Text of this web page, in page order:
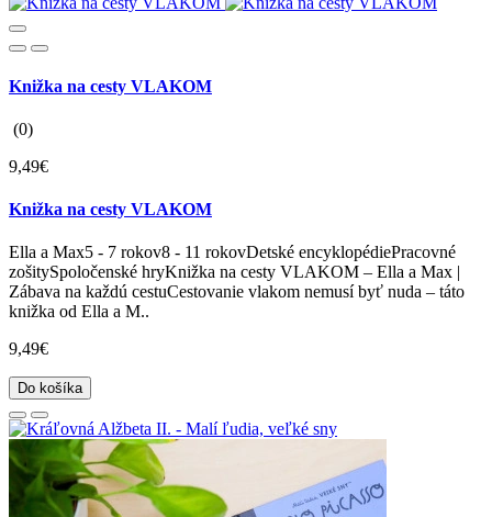
Knižka na cesty VLAKOM
(0)
9,49€
Knižka na cesty VLAKOM
Ella a Max5 - 7 rokov8 - 11 rokovDetské encyklopédiePracovné
zošitySpoločenské hryKnižka na cesty VLAKOM – Ella a Max |
Zábava na každú cestuCestovanie vlakom nemusí byť nuda – táto
knižka od Ella a M..
9,49€
Do košíka